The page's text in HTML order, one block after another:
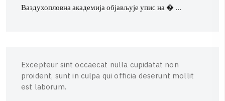
Ваздухопловна академија објављује упис на � …
Excepteur sint occaecat nulla cupidatat non
proident, sunt in culpa qui officia deserunt mollit
est laborum.